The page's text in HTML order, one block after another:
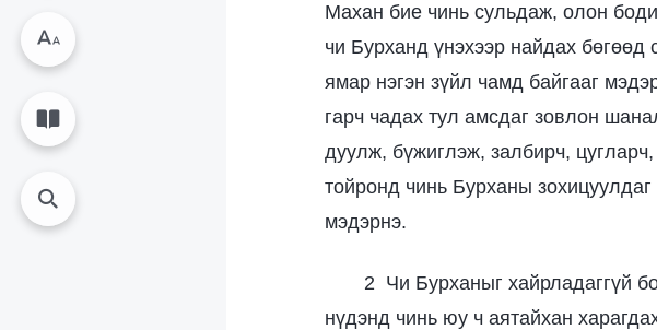
Махан бие чинь сульдаж, олон
чи Бурханд үнэхээр найдах бөгөөд
ямар нэгэн зүйл чамд байгааг
гарч чадах тул амсдаг зовлон
дуулж, бүжиглэж, залбирч,
тойронд чинь Бурханы
мэдэрнэ.
2 Чи Бурханыг хайрладаггүй
нүдэнд чинь юу ч аятайхан